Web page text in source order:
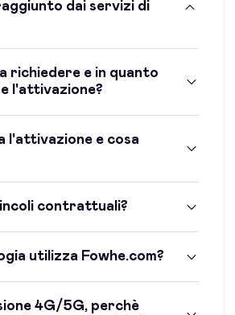
dai servizi di
richiedere e in quanto
l'attivazione?
l'attivazione e cosa
contrattuali?
utilizza Fowhe.com?
4G/5G, perchè